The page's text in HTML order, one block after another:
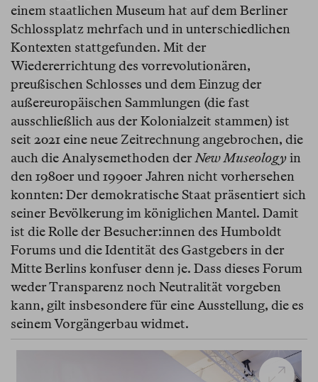
einem staatlichen Museum hat auf dem Berliner
Schlossplatz mehrfach und in unterschiedlichen
Kontexten stattgefunden. Mit der
Wiedererrichtung des vorrevolutionären,
preußischen Schlosses und dem Einzug der
außereuropäischen Sammlungen (die fast
ausschließlich aus der Kolonialzeit stammen) ist
seit 2021 eine neue Zeitrechnung angebrochen, die
auch die Analysemethoden der New Museologyin
den 1980er und 1990er Jahren nicht vorhersehen
konnten: Der demokratische Staat präsentiert sich
seiner Bevölkerung im königlichen Mantel. Damit
ist die Rolle der Besucher:innen des Humboldt
Forums und die Identität des Gastgebers in der
Mitte Berlins konfuser denn je. Dass dieses Forum
weder Transparenz noch Neutralität vorgeben
kann, gilt insbesondere für eine Ausstellung, die es
seinem Vorgängerbau widmet.